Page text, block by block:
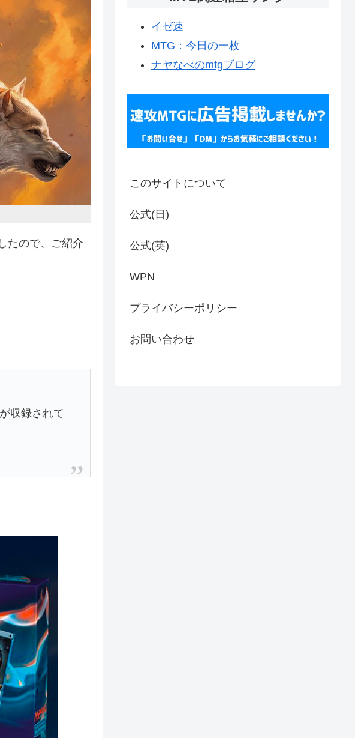
たので、ご紹介
収録されて
イゼ速
MTG：今日の一枚
ナヤなべのmtgブログ
このサイトについて
公式(日)
公式(英)
WPN
プライバシーポリシー
お問い合わせ